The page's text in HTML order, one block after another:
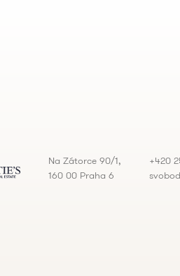
Na Zátorce 90/1,
160 00 Praha 6
+420